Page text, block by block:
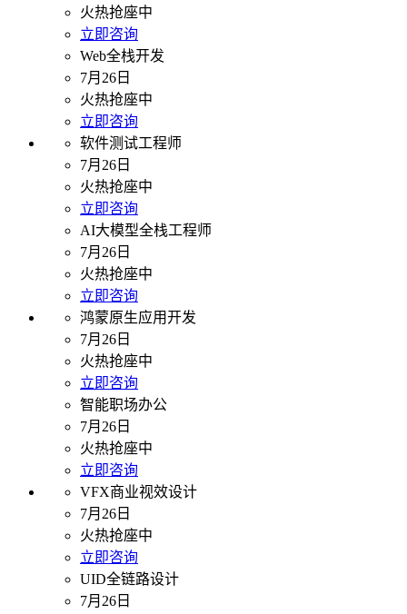
火热抢座中
立即咨询
Web全栈开发
7月26日
火热抢座中
立即咨询
软件测试工程师
7月26日
火热抢座中
立即咨询
AI大模型全栈工程师
7月26日
火热抢座中
立即咨询
鸿蒙原生应用开发
7月26日
火热抢座中
立即咨询
智能职场办公
7月26日
火热抢座中
立即咨询
VFX商业视效设计
7月26日
火热抢座中
立即咨询
UID全链路设计
7月26日